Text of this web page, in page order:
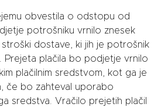
obvestila o odstopu od
potrošniku vrnilo znesek
stroški dostave, ki jih je potrošnik
Prejeta plačila bo podjetje vrnilo
plačilnim sredstvom, kot ga je
če bo zahteval uporabo
sredstva. Vračilo prejetih plačil